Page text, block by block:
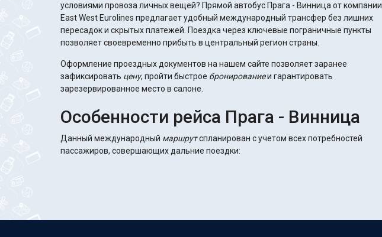
условиями провоза личных вещей? Прямой автобус Прага - Винница от компании
East West Eurolines предлагает удобный международный трансфер без лишних
пересадок и скрытых платежей. Поездка через ключевые пограничные пункты
позволяет своевременно прибыть в центральный регион страны.
Оформление проездных документов на нашем сайте позволяет заранее
зафиксировать цену, пройти быстрое бронированиеи гарантировать
зарезервированное место в салоне.
Особенности рейса Прага - Винница
Данный международный маршрутспланирован с учетом всех потребностей
пассажиров, совершающих дальние поездки: